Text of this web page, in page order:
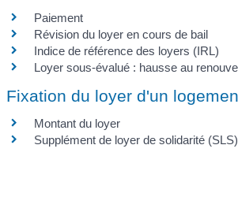
Paiement
Révision du loyer en cours de bail
Indice de référence des loyers (IRL)
Loyer sous-évalué : hausse au
Fixation du loyer d'un
Montant du loyer
Supplément de loyer de solidarité (SLS)